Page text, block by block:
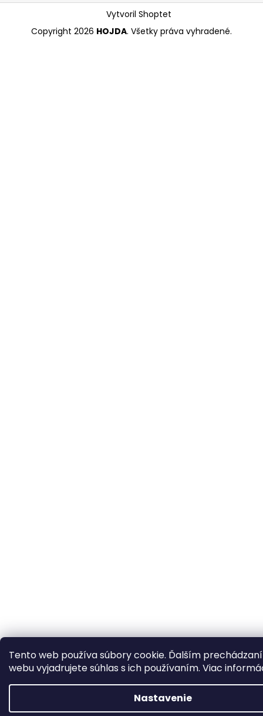
Tento web používa súbory cookie. Ďalším
webu vyjadrujete súhlas s ich používaním. Viac
Nastavenie
Vytvoril Shoptet
Copyright 2026 HOJDA. Všetky práva vyhradené.